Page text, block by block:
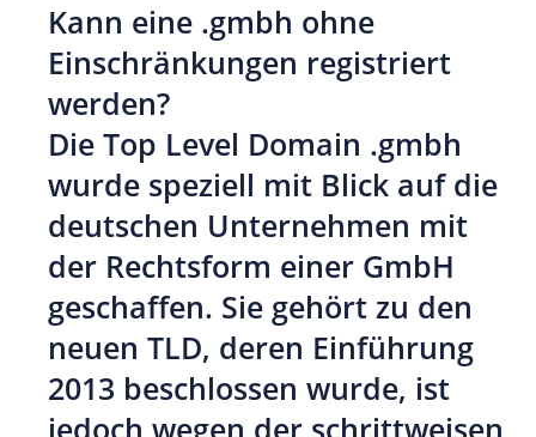
Kann eine .gmbh ohne
Einschränkungen registriert
werden?
Die Top Level Domain .gmbh
wurde speziell mit Blick auf die
deutschen Unternehmen mit
der Rechtsform einer GmbH
geschaffen. Sie gehört zu den
neuen TLD, deren Einführung
2013 beschlossen wurde, ist
jedoch wegen der schrittweisen